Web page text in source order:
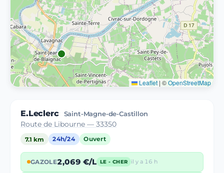
Leaflet | ©OpenStreetMap
E.Leclerc Saint-Magne-de-Castillon
Route de Libourne — 33350
7.1 km 24h/24 Ouvert
GAZOLE2,069 €/L LE - CHER il y a 16 h